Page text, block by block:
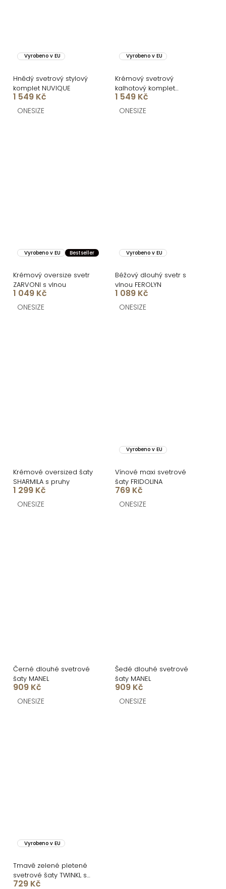
Vyrobeno v EU
Hnědý svetrový stylový
komplet NUVIQUE
1 549 Kč
ONESIZE
Vyrobeno v EU
Krémový svetrový
kalhotový komplet
NUVIQUE
1 549 Kč
ONESIZE
Vyrobeno v EU Bestseller
Krémový oversize svetr
ZARVONI s vlnou
1 049 Kč
ONESIZE
Vyrobeno v EU
Béžový dlouhý svetr s
vlnou FEROLYN
1 089 Kč
ONESIZE
Krémové oversized šaty
SHARMILA s pruhy
1 299 Kč
ONESIZE
Vyrobeno v EU
Vínové maxi svetrové
šaty FRIDOLINA
769 Kč
ONESIZE
Černé dlouhé svetrové
šaty MANEL
909 Kč
ONESIZE
Šedé dlouhé svetrové
šaty MANEL
909 Kč
ONESIZE
Vyrobeno v EU
Tmavě zelené pletené
svetrové šaty TWINKL s
potiskem
729 Kč